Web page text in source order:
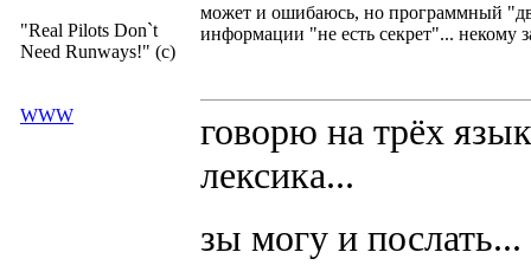
"Real Pilots Don`t
Need Runways!" (c)
WWW
может и ошибаюсь, но программный
информации "не есть секрет"... некому
говорю на трёх
лексика...
зы могу и послать...